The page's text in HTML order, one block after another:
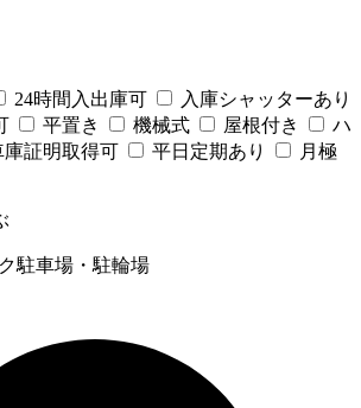
24時間入出庫可
入庫シャッターあり
平置き 機械式 屋根付き
ハ
庫証明取得可 平日定期あり
月極
駐車場・駐輪場